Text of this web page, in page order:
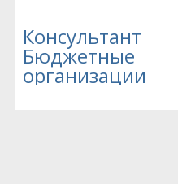
Консультант
Бюджетные
организации